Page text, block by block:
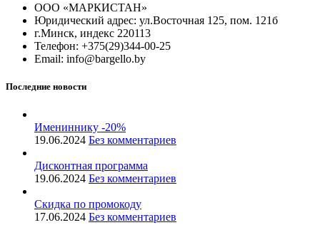
ООО «МАРКИСТАН»
Юридический адрес: ул.Восточная 125, пом. 121б
г.Минск, индекс 220113
Телефон: +375(29)344-00-25
Email: info@bargello.by
Последние новости
Имениннику -20%
19.06.2024 Без комментариев
Дисконтная программа
19.06.2024 Без комментариев
Скидка по промокоду
17.06.2024 Без комментариев